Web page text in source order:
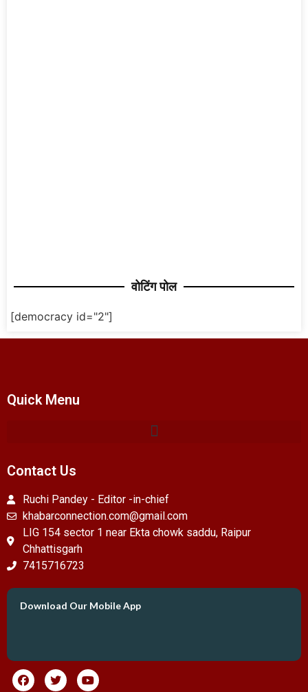
वोटिंग पोल
[democracy id="2"]
Quick Menu
Contact Us
Ruchi Pandey - Editor -in-chief
khabarconnection.com@gmail.com
LIG 154 sector 1 near Ekta chowk saddu, Raipur
Chhattisgarh
7415716723
Download Our Mobile App